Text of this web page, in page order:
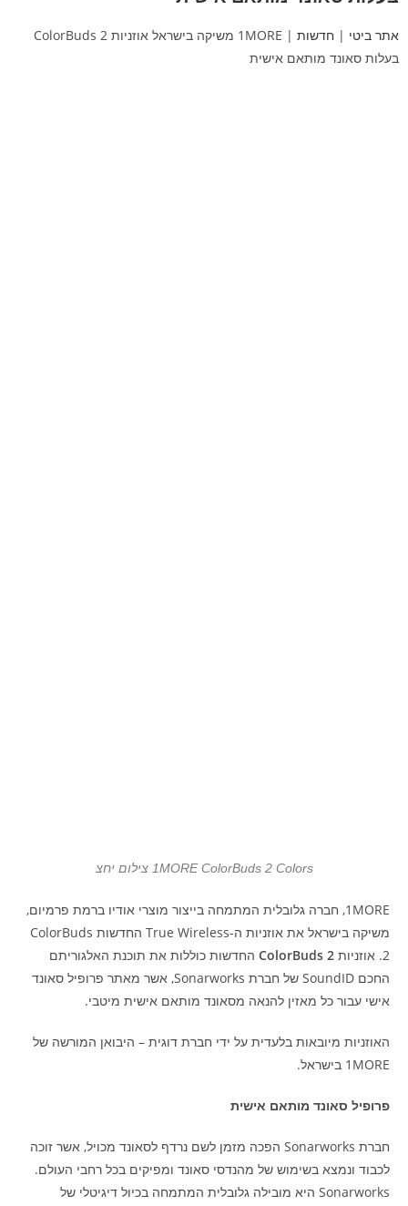
אתר ביטי | חדשות |
1MORE משיקה בישראל אוזניות ColorBuds 2
בעלות סאונד מותאם אישית
1MORE ColorBuds 2 Colors צילום יחצ
1MORE, חברה גלובלית המתמחה בייצור מוצרי אודיו ברמת פרמיום,
משיקה בישראל את אוזניות ה-True Wireless החדשות ColorBuds
2. אוזניות
ColorBuds 2 החדשות כוללות את תוכנת האלגוריתם
החכם SoundID של חברת Sonarworks, אשר מאתר פרופיל סאונד
אישי עבור כל מאזין להנאה מסאונד מותאם אישית מיטבי.
האוזניות מיובאות בלעדית על ידי חברת דוגית – היבואן המורשה של
1MORE בישראל.
פרופיל סאונד מותאם אישית
חברת Sonarworks הפכה מזמן לשם נרדף לסאונד מכויל, אשר זוכה
לכבוד ונמצא בשימוש של מהנדסי סאונד ומפיקים בכל רחבי העולם.
Sonarworks היא מובילה גלובלית המתמחה בכיול דיגיטלי של